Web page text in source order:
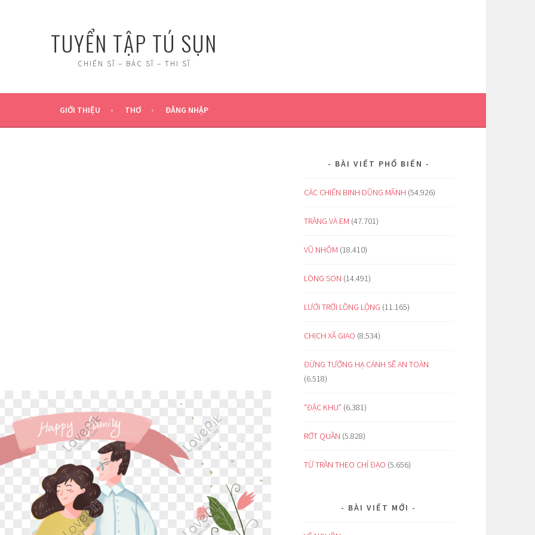
TUYỂN TẬP TÚ SỤN
CHIẾN SĨ – BÁC SĨ – THI SĨ
GIỚI THIỆU THƠ ĐĂNG NHẬP
BÀI VIẾT PHỔ BIẾN
CÁC CHIẾN BINH DŨNG MÃNH (54.926)
TRĂNG VÀ EM (47.701)
VŨ NHÔM (18.410)
LÒNG SON (14.491)
LƯỚI TRỜI LỒNG LỘNG (11.165)
CHỊCH XÃ GIAO (8.534)
ĐỪNG TƯỞNG HẠ CÁNH SẼ AN TOÀN
(6.518)
“ĐẶC KHU” (6.381)
RỚT QUẦN (5.828)
TỪ TRẦN THEO CHỈ ĐẠO (5.656)
BÀI VIẾT MỚI